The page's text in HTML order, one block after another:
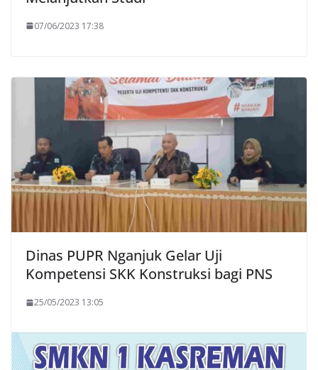
07/06/2023 17:38
Dinas PUPR Nganjuk Gelar Uji
Kompetensi SKK Konstruksi bagi PNS
25/05/2023 13:05